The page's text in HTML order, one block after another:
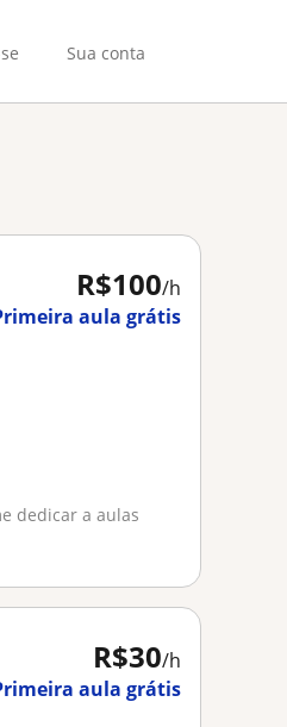
Sua conta
R$100/h
aula grátis
dedicar a aulas
R$30/h
aula grátis